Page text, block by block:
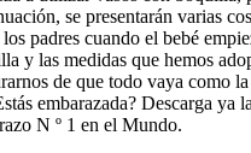
se presentarán varias
padres cuando el bebé
y las medidas que hemos
de que todo vaya como la
embarazada? Descarga ya
N º 1 en el Mundo.